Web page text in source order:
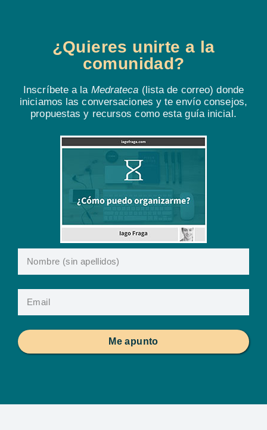
¿Quieres unirte a la
comunidad?
Inscríbete a la Medrateca (lista de correo) donde
iniciamos las conversaciones y te envío consejos,
propuestas y recursos como esta guía inicial.
Me apunto